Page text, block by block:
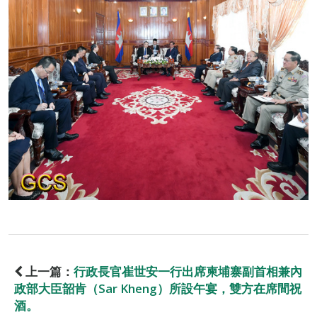
上一篇： 行政長官崔世安一行出席柬埔寨副首相兼內
政部大臣韶肯（Sar Kheng）所設午宴，雙方在席間祝
酒。